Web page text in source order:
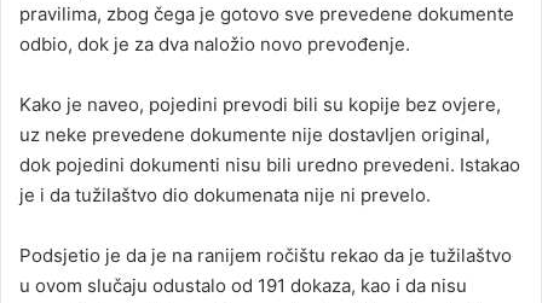
pravilima, zbog čega je gotovo sve prevedene dokumente
odbio, dok je za dva naložio novo prevođenje.
Kako je naveo, pojedini prevodi bili su kopije bez ovjere,
uz neke prevedene dokumente nije dostavljen original,
dok pojedini dokumenti nisu bili uredno prevedeni. Istakao
je i da tužilaštvo dio dokumenata nije ni prevelo.
Podsjetio je da je na ranijem ročištu rekao da je tužilaštvo
u ovom slučaju odustalo od 191 dokaza, kao i da nisu